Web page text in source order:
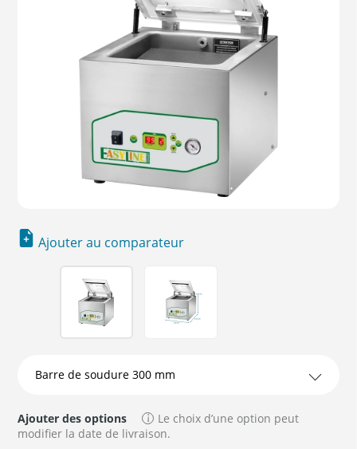
Ajouter au comparateur
Ajouter des options
Le choix d’une option peut
modifier la date de livraison.